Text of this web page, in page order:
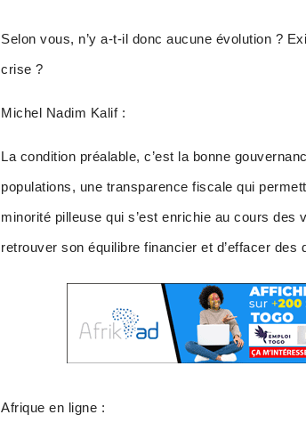
Selon vous, n’y a-t-il donc aucune évolution ?
crise ?
Michel Nadim Kalif :
La condition préalable, c’est la bonne
populations, une transparence fiscale qui
minorité pilleuse qui s’est enrichie au cours
retrouver son équilibre financier et d’effacer des
Afrique en ligne :